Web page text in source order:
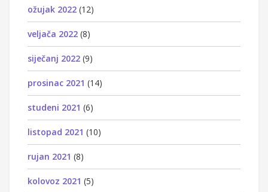
ožujak 2022 (12)
veljača 2022 (8)
siječanj 2022 (9)
prosinac 2021 (14)
studeni 2021 (6)
listopad 2021 (10)
rujan 2021 (8)
kolovoz 2021 (5)